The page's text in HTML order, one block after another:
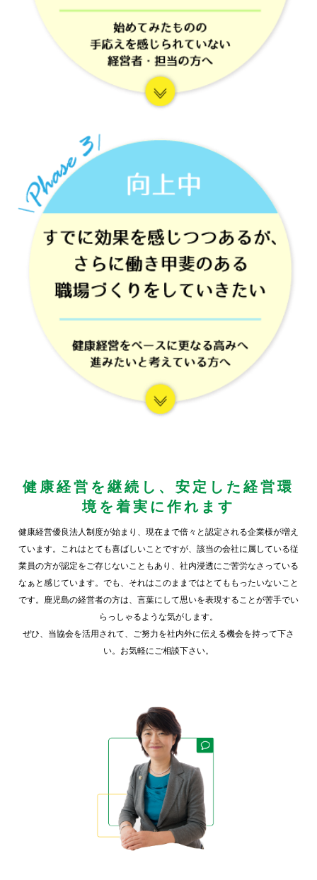
健康経営を継続し、安定した経営環
境を着実に作れます
健康経営優良法人制度が始まり、現在まで倍々と認定される企業様が増え
ています。これはとても喜ばしいことですが、該当の会社に属している従
業員の方が認定をご存じないこともあり、社内浸透にご苦労なさっている
なぁと感じています。でも、それはこのままではとてももったいないこと
です。鹿児島の経営者の方は、言葉にして思いを表現することが苦手でい
らっしゃるような気がします。
ぜひ、当協会を活用されて、ご努力を社内外に伝える機会を持って下さ
い。お気軽にご相談下さい。